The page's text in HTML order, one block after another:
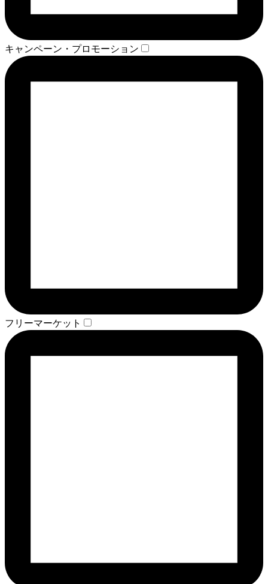
キャンペーン・プロモーション
フリーマーケット